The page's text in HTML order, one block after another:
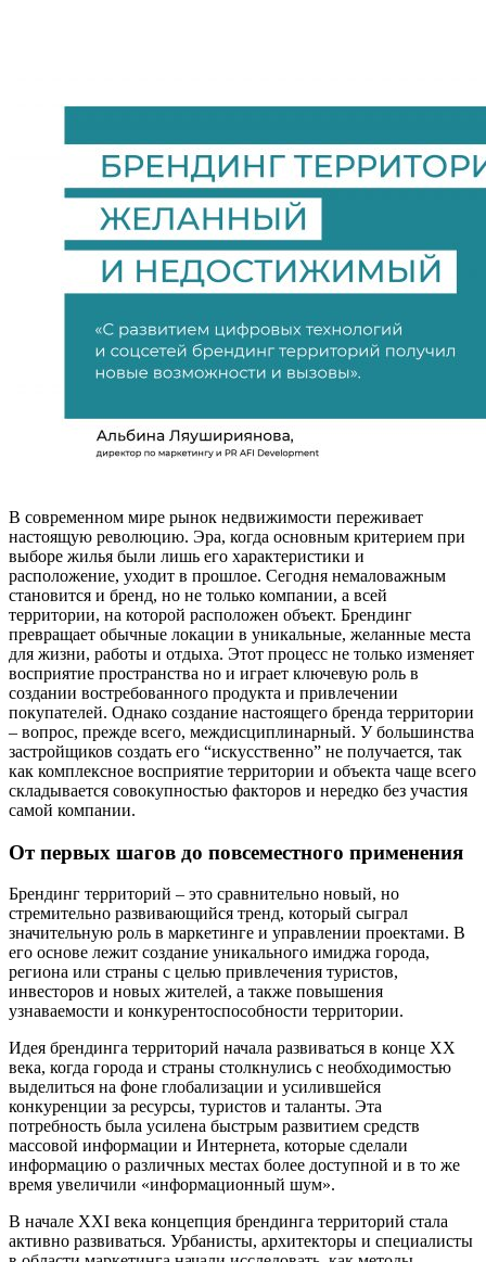
В современном мире рынок недвижимости переживает
настоящую революцию. Эра, когда основным критерием при
выборе жилья были лишь его характеристики и
расположение, уходит в прошлое. Сегодня немаловажным
становится и бренд, но не только компании, а всей
территории, на которой расположен объект. Брендинг
превращает обычные локации в уникальные, желанные места
для жизни, работы и отдыха. Этот процесс не только изменяет
восприятие пространства но и играет ключевую роль в
создании востребованного продукта и привлечении
покупателей. Однако создание настоящего бренда территории
– вопрос, прежде всего, междисциплинарный. У большинства
застройщиков создать его “искусственно” не получается, так
как комплексное восприятие территории и объекта чаще всего
складывается совокупностью факторов и нередко без участия
самой компании.
От первых шагов до повсеместного применения
Брендинг территорий – это сравнительно новый, но
стремительно развивающийся тренд, который сыграл
значительную роль в маркетинге и управлении проектами. В
его основе лежит создание уникального имиджа города,
региона или страны с целью привлечения туристов,
инвесторов и новых жителей, а также повышения
узнаваемости и конкурентоспособности территории.
Идея брендинга территорий начала развиваться в конце XX
века, когда города и страны столкнулись с необходимостью
выделиться на фоне глобализации и усилившейся
конкуренции за ресурсы, туристов и таланты. Эта
потребность была усилена быстрым развитием средств
массовой информации и Интернета, которые сделали
информацию о различных местах более доступной и в то же
время увеличили «информационный шум».
В начале XXI века концепция брендинга территорий стала
активно развиваться. Урбанисты, архитекторы и специалисты